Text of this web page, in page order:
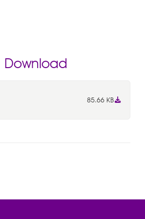
Download
85.66 KB